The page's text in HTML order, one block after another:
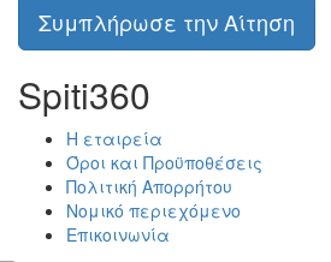
Συμπλήρωσε την Αίτηση
Spiti360
Η εταιρεία
Όροι και Προϋποθέσεις
Πολιτική Απορρήτου
Νομικό περιεχόμενο
Επικοινωνία